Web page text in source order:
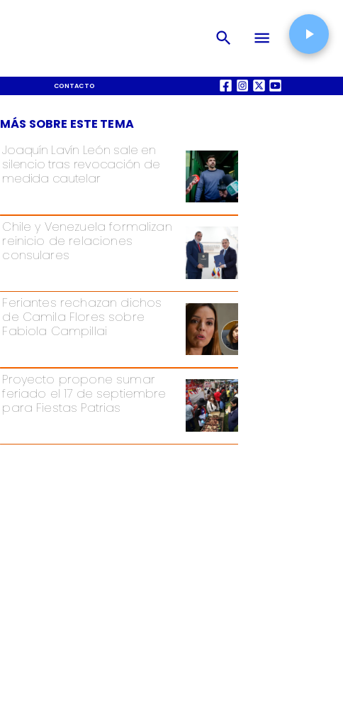
CONTACTO QUIÉNES SOMOS
Joaquín Lavín León sale en
silencio tras revocación de
medida cautelar
Chile y Venezuela formalizan
reinicio de relaciones
consulares
Feriantes rechazan dichos
de Camila Flores sobre
Fabiola Campillai
Proyecto propone sumar
feriado el 17 de septiembre
para Fiestas Patrias
MÁS SOBRE ESTE TEMA